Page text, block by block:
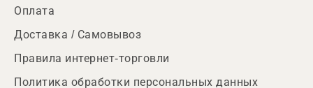
Оплата
Доставка / Самовывоз
Правила интернет-торговли
Политика обработки персональных данных